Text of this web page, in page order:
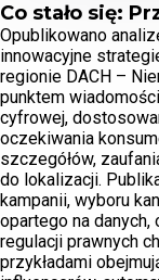
Co stało się:
Opublikowano
innowacyjne
regionie DACH –
punktem
cyfrowej,
oczekiwania
szczegółów,
do lokalizacji.
kampanii, wyboru
opartego na
regulacji prawnych
przykładami